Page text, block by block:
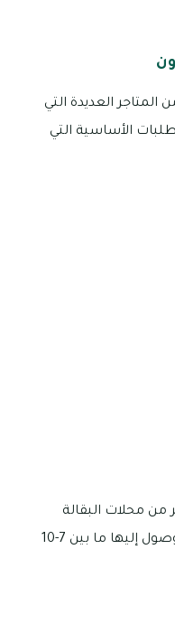
العديدة التي
الأساسية التي
محلات البقالة
والسوبرماركت القريبة، ويستغرق الوصول إليها ما بين 7-10